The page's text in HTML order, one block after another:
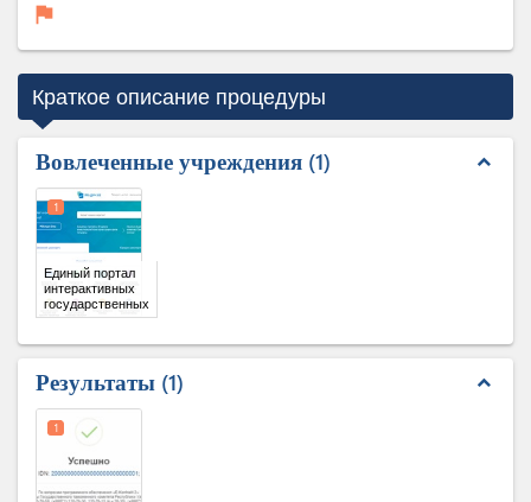
flag
Краткое описание процедуры
Вовлеченные учреждения 1 expand_less
Единый портал
интерактивных
государственных
услуг
1
Результаты 1 expand_less
1